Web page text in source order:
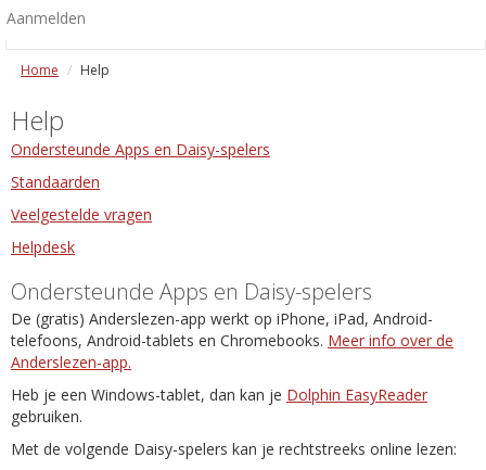
Aanmelden
Home Help
Help
Ondersteunde Apps en Daisy-spelers
Standaarden
Veelgestelde vragen
Helpdesk
Ondersteunde Apps en Daisy-spelers
De (gratis) Anderslezen-app werkt op iPhone, iPad, Android-
telefoons, Android-tablets en Chromebooks. Meer info over de
Anderslezen-app.
Heb je een Windows-tablet, dan kan je Dolphin EasyReader
gebruiken.
Met de volgende Daisy-spelers kan je rechtstreeks online lezen: